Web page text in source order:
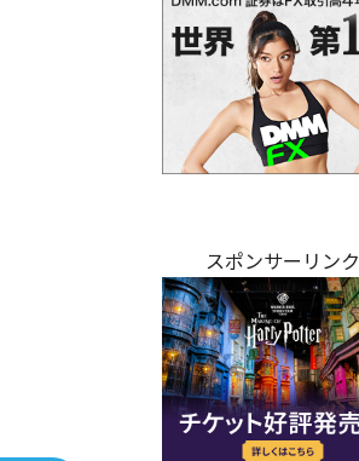
スポンサーリンク